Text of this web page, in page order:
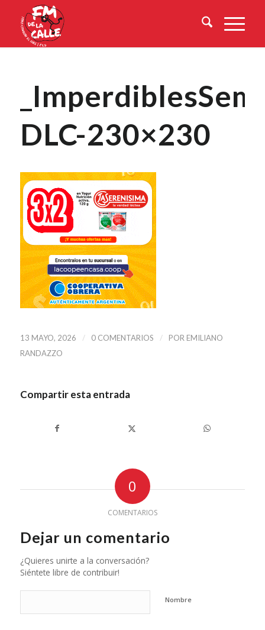
DLC-230×230
13 MAYO, 2026 / 0 COMENTARIOS / POR EMILIANO
RANDAZZO
Compartir esta entrada
0
COMENTARIOS
Dejar un comentario
¿Quieres unirte a la conversación?
Siéntete libre de contribuir!
Nombre